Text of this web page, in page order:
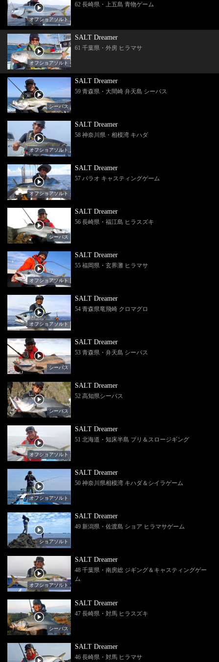
オフショアソルト
62 長崎県・上五島 青物ゲーム
オフショアソルト
SALT Dreamer
61 千葉県・外房 ヒラマサ
シーバス
SALT Dreamer
59 青森県・大間崎 弁天島 シーバス
オフショアソルト
SALT Dreamer
58 神奈川県・相模湾 キハダ
オフショアソルト
SALT Dreamer
57 パラオ キャスティングゲーム
シーバス
SALT Dreamer
56 長崎県・福江島 ヒラスズキ
オフショアソルト
SALT Dreamer
55 福岡県・玄界灘 ヒラマサ
オフショアソルト
SALT Dreamer
54 青森県竜飛崎 クロマグロ
シーバス
SALT Dreamer
53 青森県・弁天島 シーバス
シーバス
SALT Dreamer
52 高知県シーバス
オフショアソルト
SALT Dreamer
51 北海道・知床半島 ブリ＆スロージギング
オフショアソルト
SALT Dreamer
50 神奈川県相模湾 キハダ＆シイラゲーム
ショアソルト
SALT Dreamer
49 新潟県・佐渡島 ショア ヒラマサゲーム
オフショアソルト
SALT Dreamer
48 千葉県・南房総 ジギング＆キャスティングゲー
ム
シーバス
SALT Dreamer
47 長崎県・対馬 ヒラスズキ
SALT Dreamer
46 長崎県・対馬 ヒラマサ